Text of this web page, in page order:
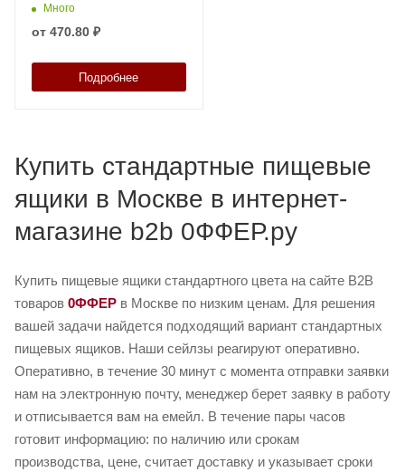
Много
от 470.80 ₽
Подробнее
Купить стандартные пищевые
ящики в Москве в интернет-
магазине b2b 0ФФЕР.ру
Купить пищевые ящики стандартного цвета на сайте B2B
товаров 0ФФЕР в Москве по низким ценам. Для решения
вашей задачи найдется подходящий вариант стандартных
пищевых ящиков. Наши сейлзы реагируют оперативно.
Оперативно, в течение 30 минут с момента отправки заявки
нам на электронную почту, менеджер берет заявку в работу
и отписывается вам на емейл. В течение пары часов
готовит информацию: по наличию или срокам
производства, цене, считает доставку и указывает сроки